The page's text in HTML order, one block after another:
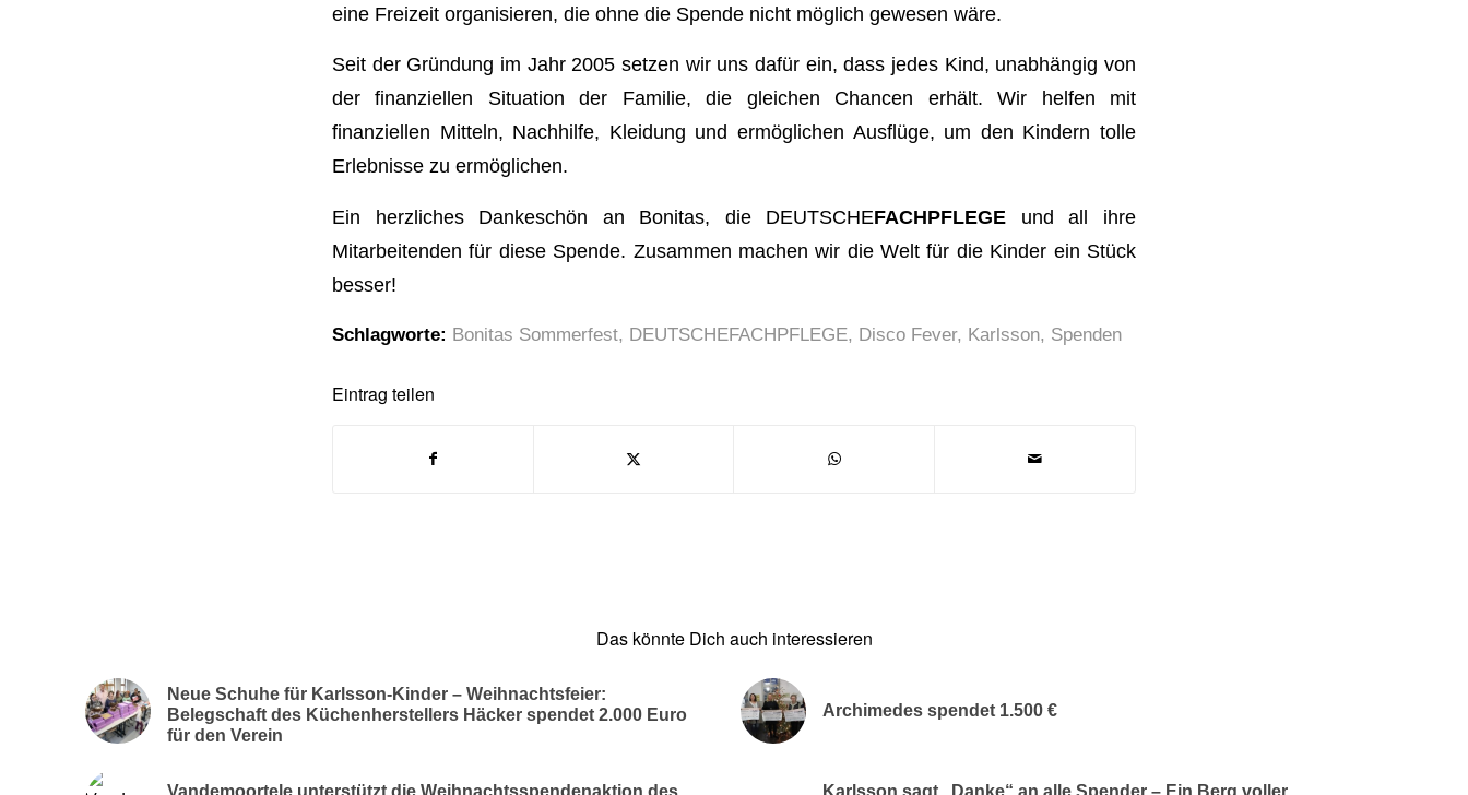
eine Freizeit organisieren, die ohne die Spende nicht möglich gewesen wäre.
Seit der Gründung im Jahr 2005 setzen wir uns dafür ein, dass jedes Kind, unabhängig von
der finanziellen Situation der Familie, die gleichen Chancen erhält. Wir helfen mit
finanziellen Mitteln, Nachhilfe, Kleidung und ermöglichen Ausflüge, um den Kindern tolle
Erlebnisse zu ermöglichen.
Ein herzliches Dankeschön an Bonitas, die DEUTSCHEFACHPFLEGE und all ihre
Mitarbeitenden für diese Spende. Zusammen machen wir die Welt für die Kinder ein Stück
besser!
Schlagworte: Bonitas Sommerfest, DEUTSCHEFACHPFLEGE, Disco Fever, Karlsson, Spenden
Eintrag teilen
Das könnte Dich auch interessieren
Neue Schuhe für Karlsson-Kinder – Weihnachtsfeier:
Belegschaft des Küchenherstellers Häcker spendet 2.000 Euro
für den Verein
Archimedes spendet 1.500 €